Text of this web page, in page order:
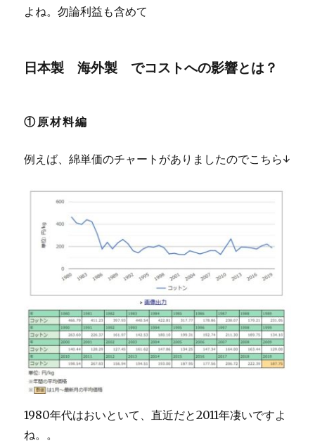
よね。勿論利益も含めて
日本製 海外製 でコストへの影響とは？
①原材料編
例えば、綿単価のチャートがありましたのでこちら↓
1980年代はおいといて、直近だと2011年凄いですよ
ね。。